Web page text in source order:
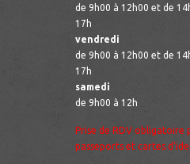
de 9h00 à 12h00 et de
17h
vendredi
de 9h00 à 12h00 et de
17h
samedi
de 9h00 à 12h
Prise de RDV obligatoire
passeports et cartes